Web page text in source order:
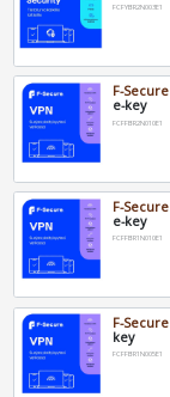
FCFYBR2N003E1
F-Secure
e-key
FCFFBR2N010E1
F-Secure
e-key
FCFFBR1N010E1
F-Secure
key
FCFFBR1N005E1